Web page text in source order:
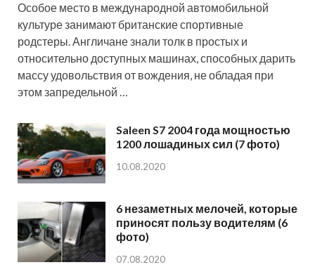
Особое место в международной автомобильной
культуре занимают британские спортивные
родстеры. Англичане знали толк в простых и
относительно доступных машинах, способных дарить
массу удовольствия от вождения, не обладая при
этом запредельной …
Saleen S7 2004 года мощностью
1200 лошадиных сил (7 фото)
10.08.2020
6 незаметных мелочей, которые
приносят пользу водителям (6
фото)
07.08.2020